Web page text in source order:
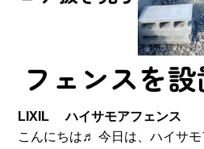
LIXIL ハイサモアフェンス
こんにちは♬ 今日は、ハイサモ